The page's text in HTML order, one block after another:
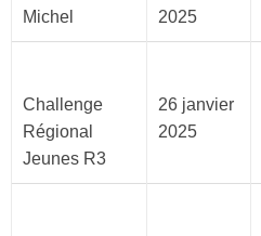
Michel
2025
Challenge
Régional
Jeunes R3
26 janvier
2025